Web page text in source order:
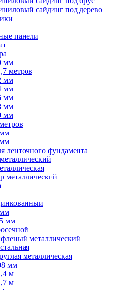
сайдинг под дерево
панели
мм
метров
мм
мм
мм
мм
мм
ленточного фундамента
металлический
мм
металлический
металлическая
мм
м
м